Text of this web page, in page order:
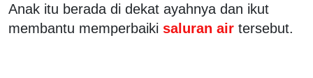
Anak itu berada di dekat ayahnya dan ikut
membantu memperbaiki saluran air tersebut.